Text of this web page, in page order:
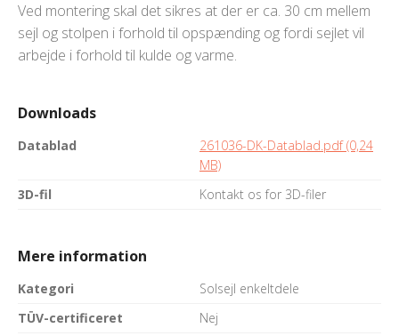
Ved montering skal det sikres at der er ca. 30 cm mellem
sejl og stolpen i forhold til opspænding og fordi sejlet vil
arbejde i forhold til kulde og varme.
Downloads
Datablad
261036-DK-Datablad.pdf (0,24
MB)
3D-fil
Kontakt os for 3D-filer
Mere information
Kategori
Solsejl enkeltdele
TÜV-certificeret
Nej